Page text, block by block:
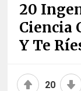
20
Ciencia
Y Te
20